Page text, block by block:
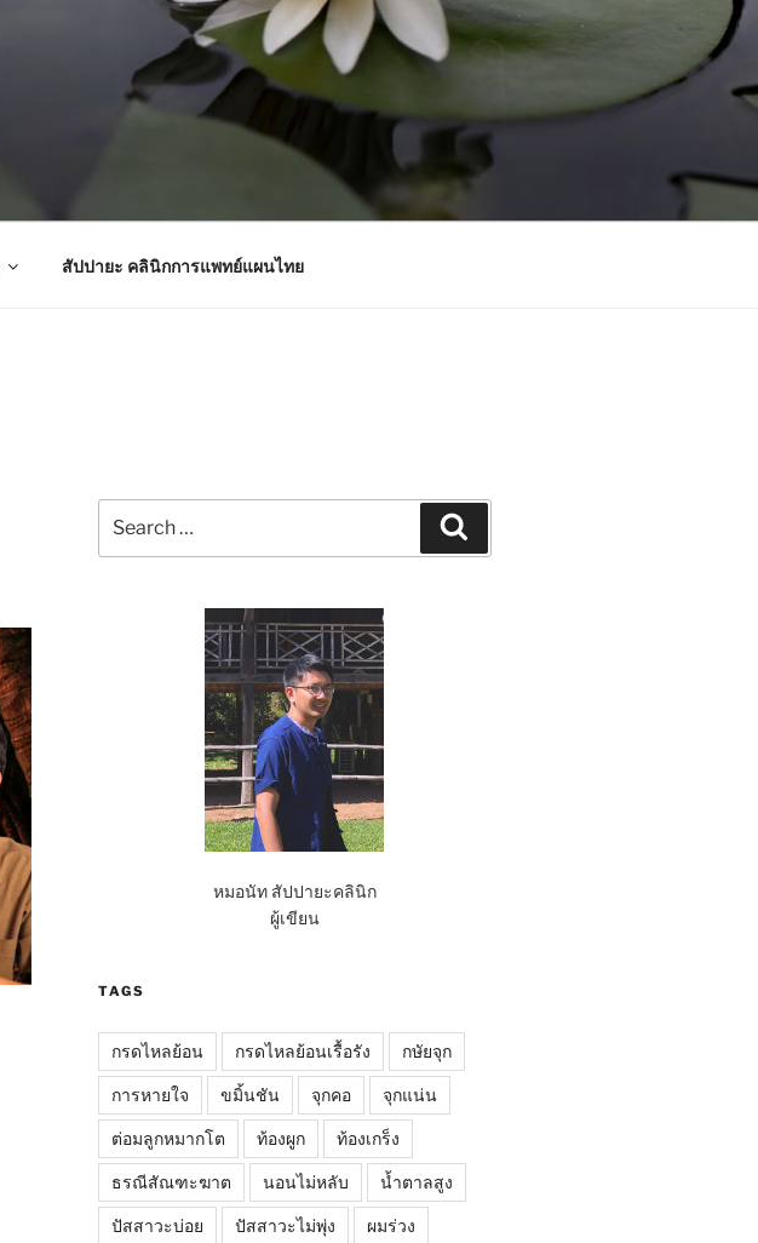
สัปปายะ คลินิกการแพทย์แผนไทย
for:
หมอนัท สัปปายะคลินิก
ผู้เขียน
TAGS
กรดไหลย้อน กรดไหลย้อนเรื้อรัง กษัยจุก
การหายใจ ขมิ้นชัน จุกคอ จุกแน่น
ต่อมลูกหมากโต ท้องผูก ท้องเกร็ง
ธรณีสัณฑะฆาต นอนไม่หลับ น้ำตาลสูง
ปัสสาวะบ่อย ปัสสาวะไม่พุ่ง ผมร่วง